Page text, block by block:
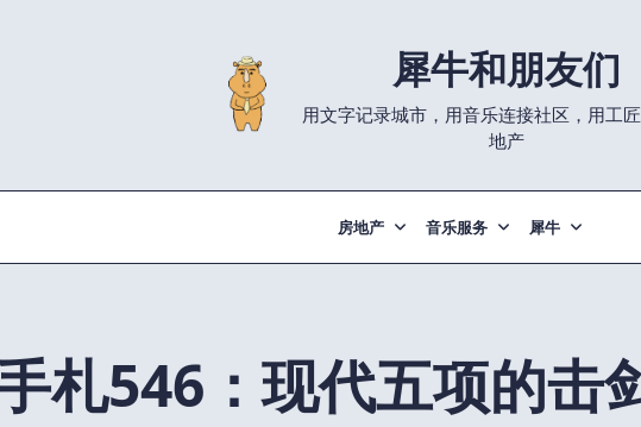
犀牛和朋友们
用文字记录城市，用音乐连接社区，用工
地产
房地产 音乐服务 犀牛
札546：现代五项的击